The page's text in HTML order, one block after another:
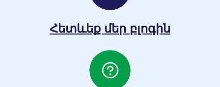
Հետևեք մեր բլոգին